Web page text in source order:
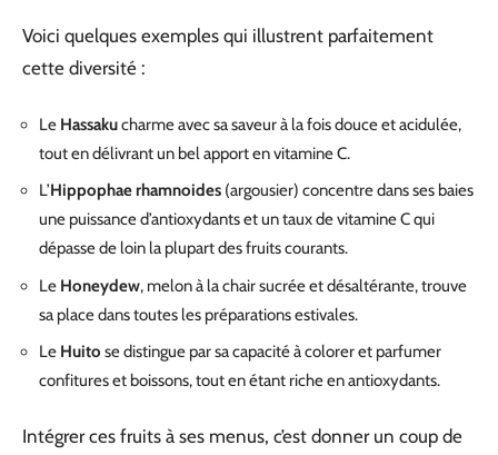
Voici quelques exemples qui illustrent parfaitement
cette diversité :
Le Hassakucharme avec sa saveur à la fois douce et acidulée,
tout en délivrant un bel apport en vitamine C.
L’Hippophae rhamnoides (argousier) concentre dans ses baies
une puissance d’antioxydants et un taux de vitamine C qui
dépasse de loin la plupart des fruits courants.
Le Honeydew, melon à la chair sucrée et désaltérante, trouve
sa place dans toutes les préparations estivales.
Le Huito se distingue par sa capacité à colorer et parfumer
confitures et boissons, tout en étant riche en antioxydants.
Intégrer ces fruits à ses menus, c’est donner un coup de